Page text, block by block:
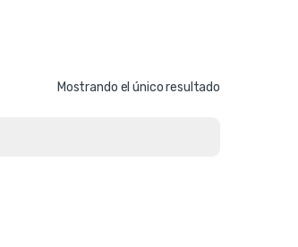
Mostrando el único resultado